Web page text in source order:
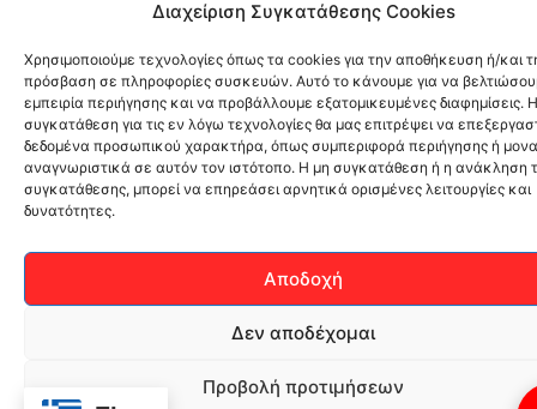
Διαχείριση Συγκατάθεσης Cookies
Χρησιμοποιούμε τεχνολογίες όπως τα cookies για την αποθήκευση ή/και
πρόσβαση σε πληροφορίες συσκευών. Αυτό το κάνουμε για να
εμπειρία περιήγησης και να προβάλλουμε εξατομικευμένες διαφημίσεις. Η
συγκατάθεση για τις εν λόγω τεχνολογίες θα μας επιτρέψει να
δεδομένα προσωπικού χαρακτήρα, όπως συμπεριφορά περιήγησης ή
αναγνωριστικά σε αυτόν τον ιστότοπο. Η μη συγκατάθεση ή η ανάκληση
συγκατάθεσης, μπορεί να επηρεάσει αρνητικά ορισμένες λειτουργίες και
δυνατότητες.
Αποδοχή
Δεν αποδέχομαι
Προβολή προτιμήσεων